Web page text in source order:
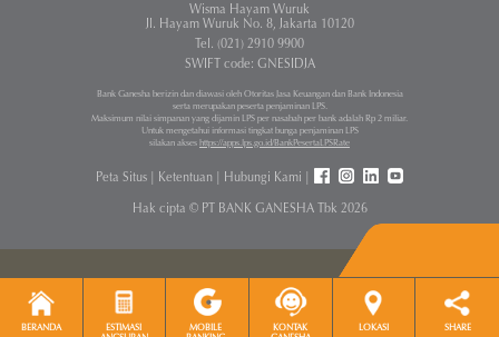
BERANDA
ESTIMASI
MOBILE
KONTAK
LOKASI SHARE
Wisma Hayam Wuruk
Jl. Hayam Wuruk No. 8, Jakarta 10120
Tel. (021) 2910 9900
SWIFT code: GNESIDJA
Bank Ganesha berizin dan diawasi oleh Otoritas Jasa Keuangan dan Bank Indonesia
serta merupakan peserta penjaminan LPS.
Maksimum nilai simpanan yang dijamin LPS per nasabah per bank adalah Rp 2 miliar.
Untuk mengetahui informasi tingkat bunga penjaminan LPS
silakan akses https://apps.lps.go.id/BankPesertaLPSRate
Peta Situs Ketentuan Hubungi Kami
Hak cipta © PT BANK GANESHA Tbk 2026